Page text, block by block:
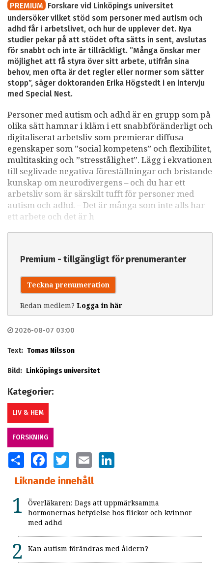
PREMIUM Forskare vid Linköpings universitet
undersöker vilket stöd som personer med autism och
adhd får i arbetslivet, och hur de upplever det. Nya
studier pekar på att stödet ofta sätts in sent, avslutas
för snabbt och inte är tillräckligt. ”Många önskar mer
möjlighet att få styra över sitt arbete, utifrån sina
behov, men ofta är det regler eller normer som sätter
stopp”, säger doktoranden Erika Högstedt i en intervju
med Special Nest.
Personer med autism och adhd är en grupp som på
olika sätt hamnar i kläm i ett snabbföränderligt och
digitaliserat arbetsliv som premierar diffusa
egenskaper som ”social kompetens” och flexibilitet,
multitasking och ”stresstålighet”. Lägg i ekvationen
till seglivade negativa föreställningar och bristande
kunskap om neurodivergens – och du har ett
arbetsliv som är särskilt tufft för personer med
autism och adhd. – Det är många som inte alls har
ett arbete och det är h
Premium - tillgängligt för prenumeranter
Teckna prenumeration
Redan medlem? Logga in här
2026-08-07 03:00
Text: Tomas Nilsson
Bild: Linköpings universitet
Kategorier:
LIV & HEM
FORSKNING
SHARE FACEBOOKTWITTER EMAIL
Liknande innehåll
Överläkaren: Dags att uppmärksamma
hormonernas betydelse hos flickor och kvinnor
med adhd
Kan autism förändras med åldern?